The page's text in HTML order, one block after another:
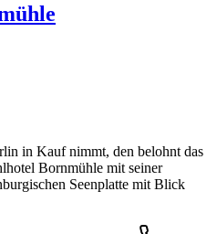
in Kauf nimmt, den belohnt das
Bornmühle mit seiner
Seenplatte mit Blick